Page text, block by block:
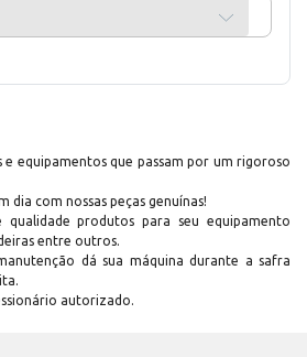
e equipamentos que passam por um rigoroso
dia com nossas peças genuínas!
qualidade produtos para seu equipamento
entre outros.
dá sua máquina durante a safra
autorizado.